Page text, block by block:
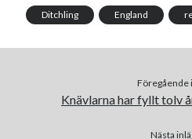
k
Ditchling England
Föregående
Knävlarna har fyllt tolv
Nästa